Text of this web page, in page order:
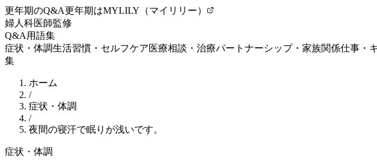
更年期のQ&A更年期はMYLILY（マイリリー）
婦人科医師監修
Q&A 用語集
症状・体調生活習慣・セルフケア医療相談・治療パートナーシップ・家族関係仕事・
集
ホーム
/
症状・体調
/
夜間の寝汗で眠りが浅いです。
症状・体調